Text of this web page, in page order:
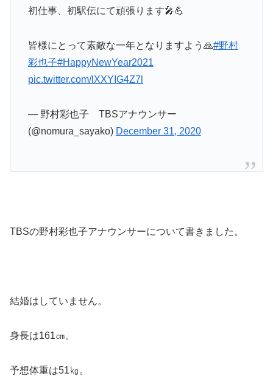
初仕事、初駅伝にて頑張ります🎤💪
皆様にとって素敵な一年となりますよう🙏#野村
彩也子#HappyNewYear2021
pic.twitter.com/lXXYIG4Z7l
— 野村彩也子 TBSアナウンサー
(@nomura_sayako) December 31, 2020
TBSの野村彩也子アナウンサーについて書きました。
結婚はしていません。
身長は161㎝。
予想体重は51㎏。